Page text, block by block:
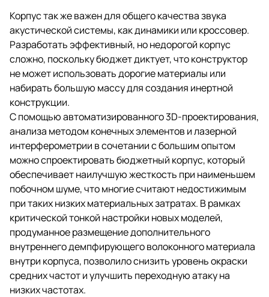
Корпус так же важен для общего качества звука
акустической системы, как динамики или кроссовер.
Разработать эффективный, но недорогой корпус
сложно, поскольку бюджет диктует, что конструктор
не может использовать дорогие материалы или
набирать большую массу для создания инертной
конструкции.
С помощью автоматизированного 3D-проектирования,
анализа методом конечных элементов и лазерной
интерферометрии в сочетании с большим опытом
можно спроектировать бюджетный корпус, который
обеспечивает наилучшую жесткость при наименьшем
побочном шуме, что многие считают недостижимым
при таких низких материальных затратах. В рамках
критической тонкой настройки новых моделей,
продуманное размещение дополнительного
внутреннего демпфирующего волоконного материала
внутри корпуса, позволило снизить уровень окраски
средних частот и улучшить переходную атаку на
низких частотах.